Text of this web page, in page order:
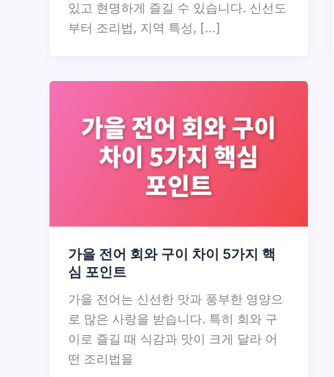
있고 현명하게 즐길 수 있습니다. 신선도
부터 조리법, 지역 특성, […]
가을 전어 회와 구이 차이 5가지 핵
심 포인트
가을 전어는 신선한 맛과 풍부한 영양으
로 많은 사랑을 받습니다. 특히 회와 구
이로 즐길 때 식감과 맛이 크게 달라 어
떤 조리법을